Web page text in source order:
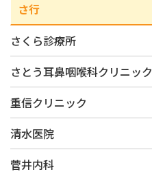
さ行
さくら診療所
さとう耳鼻咽喉科クリニック
重信クリニック
清水医院
菅井内科